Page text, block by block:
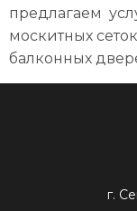
предлагаем
москитных
балконных
г.